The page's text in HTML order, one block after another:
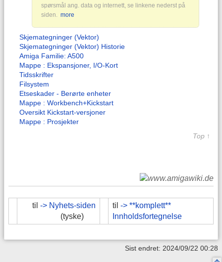
spørsmål ang. data og internett, se linkene nederst på
siden. more
Skjemategninger (Vektor)
Skjemategninger (Vektor) Historie
Amiga Familie: A500
Mappe : Ekspansjoner, I/O-Kort
Tidsskrifter
Filsystem
Etseskader - Berørte enheter
Mappe : Workbench+Kickstart
Oversikt Kickstart-versjoner
Mappe : Prosjekter
Top ↑
til -> Nyhets-siden
(tyske)
til -> **komplett**
Innholdsfortegnelse
Sist endret: 2024/09/22 00:28